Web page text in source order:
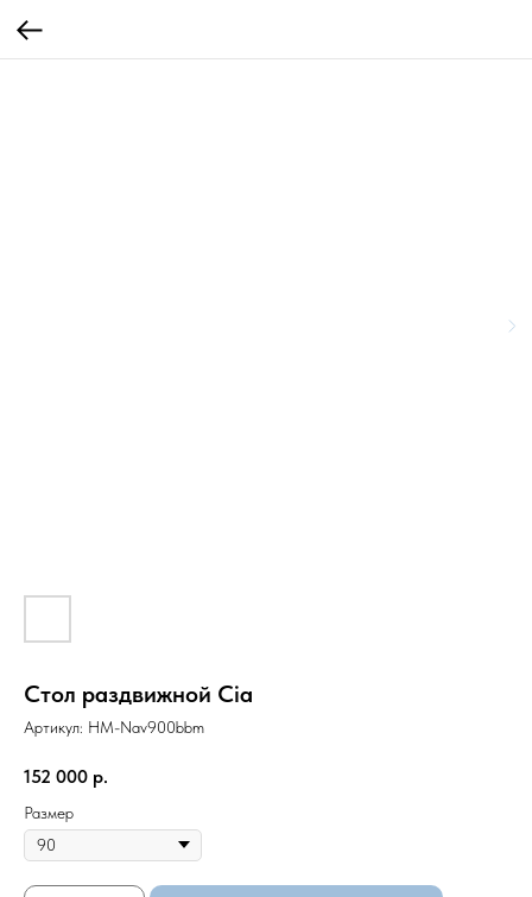
Стол раздвижной Cia
Артикул: HM-Nav900bbm
152 000 р.
Размер